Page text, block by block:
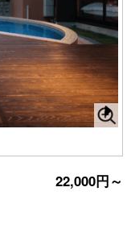
N
e
xt
22,000円～